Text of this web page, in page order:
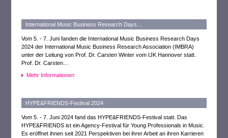
International Music Business Research Days…
Vom 5. - 7. Juni fanden die International Music Business Research Days
2024 der International Music Business Research Association (IMBRA)
unter der Leitung von Prof. Dr. Carsten Winter vom IJK Hannover statt.
Prof. Dr. Carsten…
Mehr Informationen
HYPE&FRIENDS-Festival 2024
Vom 5. - 7. Juni 2024 fand das HYPE&FRIENDS-Festival statt. Das
HYPE&FRIENDS ist ein Agency-Festival für Young Professionals in Music.
Es eröffnet ihnen seit 2021 Perspektiven bei ihrer Arbeit an ihren Karrieren